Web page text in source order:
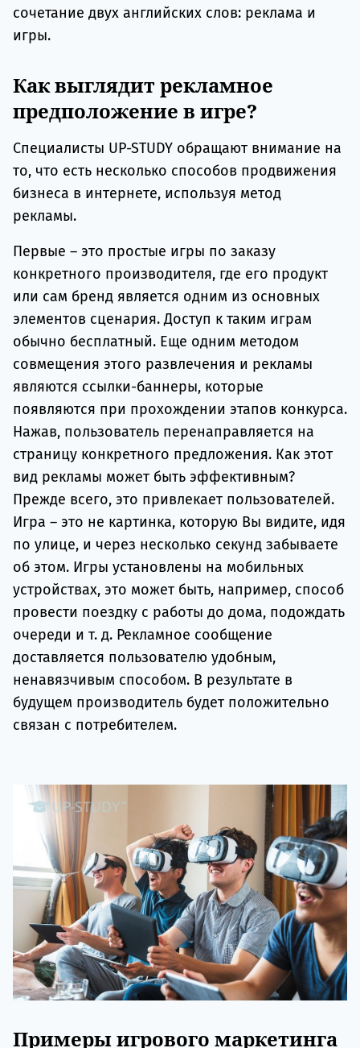
сочетание двух английских слов: реклама и
игры.
Как выглядит рекламное
предположение в игре?
Специалисты UP-STUDY обращают внимание на
то, что есть несколько способов продвижения
бизнеса в интернете, используя метод
рекламы.
Первые – это простые игры по заказу
конкретного производителя, где его продукт
или сам бренд является одним из основных
элементов сценария. Доступ к таким играм
обычно бесплатный. Еще одним методом
совмещения этого развлечения и рекламы
являются ссылки-баннеры, которые
появляются при прохождении этапов конкурса.
Нажав, пользователь перенаправляется на
страницу конкретного предложения. Как этот
вид рекламы может быть эффективным?
Прежде всего, это привлекает пользователей.
Игра – это не картинка, которую Вы видите, идя
по улице, и через несколько секунд забываете
об этом. Игры установлены на мобильных
устройствах, это может быть, например, способ
провести поездку с работы до дома, подождать
очереди и т. д. Рекламное сообщение
доставляется пользователю удобным,
ненавязчивым способом. В результате в
будущем производитель будет положительно
связан с потребителем.
Примеры игрового маркетинга